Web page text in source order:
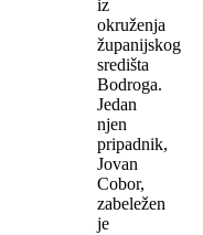
iz
okruženja
županijskog
središta
Bodroga.
Jedan
njen
pripadnik,
Jovan
Cobor,
zabeležen
je